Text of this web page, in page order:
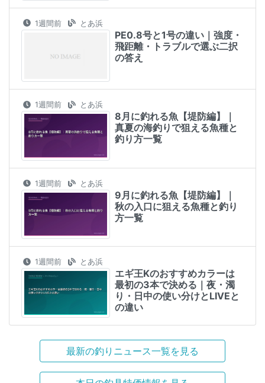
1週間前 とあ浜
PE0.8号と1号の違い｜強度・
飛距離・トラブルで選ぶ二択
の答え
1週間前 とあ浜
8月に釣れる魚【堤防編】｜
真夏の海釣りで狙える魚種と
釣り方一覧
1週間前 とあ浜
9月に釣れる魚【堤防編】｜
秋の入口に狙える魚種と釣り
方一覧
1週間前 とあ浜
エギ王Kのおすすめカラーは
最初の3本で決める｜夜・濁
り・日中の使い分けとLIVEと
の違い
最新の釣りニュース一覧を見る